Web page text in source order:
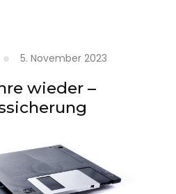
5. November 2023
wieder –